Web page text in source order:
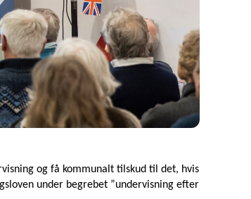
og få kommunalt tilskud til det, hvis
under begrebet ”undervisning efter